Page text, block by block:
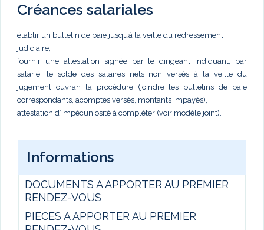
Créances salariales
établir un bulletin de paie jusqu’à la veille du redressement
judiciaire,
fournir une attestation signée par le dirigeant indiquant, par
salarié, le solde des salaires nets non versés à la veille du
jugement ouvran la procédure (joindre les bulletins de paie
correspondants, acomptes versés, montants impayés),
attestation d’impécuniosité à compléter (voir modèle joint).
Informations
DOCUMENTS A APPORTER AU PREMIER
RENDEZ-VOUS
PIECES A APPORTER AU PREMIER